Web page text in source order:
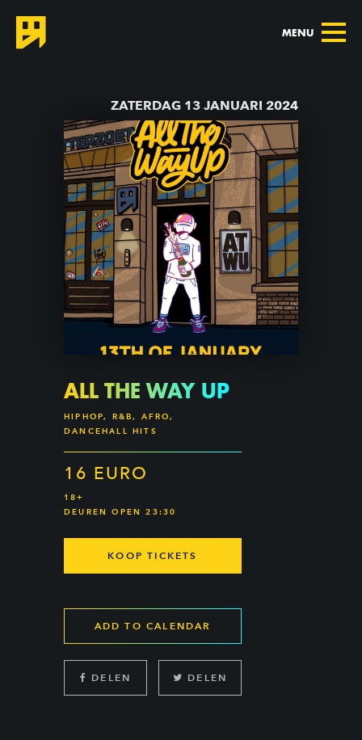
MENU
ZATERDAG 13 JANUARI 2024
ALL THE WAY UP
HIPHOP, R&B, AFRO,
DANCEHALL HITS
16 EURO
18+
DEUREN OPEN 23:30
KOOP TICKETS
ADD TO CALENDAR
DELEN DELEN